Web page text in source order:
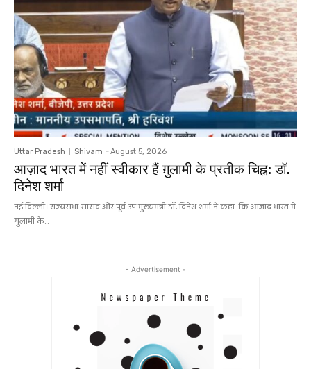
Uttar Pradesh Shivam - August 5, 2026
आज़ाद भारत में नहीं स्वीकार हैं ग़ुलामी के प्रतीक चिह्न: डॉ.
दिनेश शर्मा
नई दिल्ली। राज्यसभा सांसद और पूर्व उप मुख्यमंत्री डॉ. दिनेश शर्मा ने कहा कि आजाद भारत में
गुलामी के...
- Advertisement -